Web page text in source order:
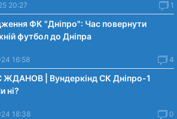
20:27 1
ФК "Дніпро": Час повернути
футбол до Дніпра
16:58 4
| Вундеркінд СК Дніпро-1
нi?
18:38 0